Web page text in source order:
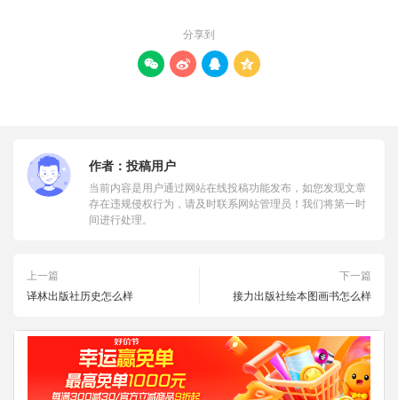
分享到
   
作者： 投稿用户
当前内容是用户通过网站在线投稿功能发布，如您发现文章
存在违规侵权行为，请及时联系网站管理员！我们将第一时
间进行处理。
上一篇
译林出版社历史怎么样
下一篇
接力出版社绘本图画书怎么样